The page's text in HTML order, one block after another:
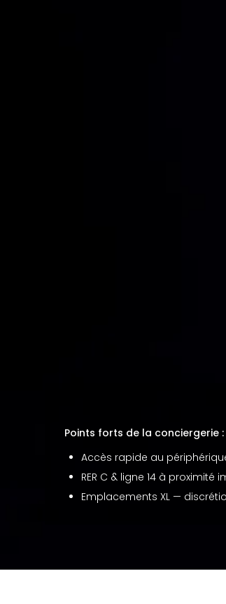
Points forts de la conciergerie :
Accès rapide au
RER C & ligne 14 à proximité
Emplacements XL —